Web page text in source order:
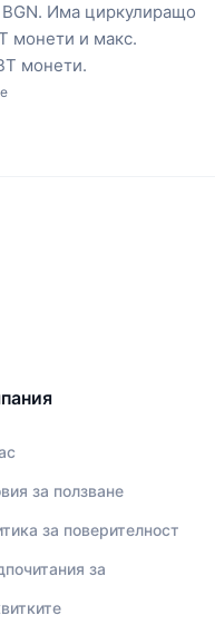
Има циркулиращо
монети и макс.
монети.
за ползване
за поверителност
за